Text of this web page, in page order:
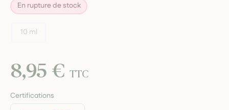
En rupture de stock
10 ml
8,95 € TTC
Certifications